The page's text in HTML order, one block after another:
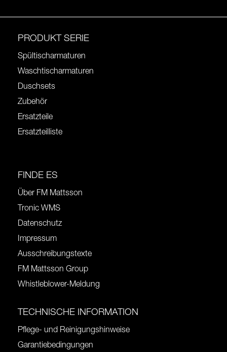
PRODUKT SERIE
Spültischarmaturen
Waschtischarmaturen
Duschsets
Zubehör
Ersatzteile
Ersatzteilliste
FINDE ES
Über FM Mattsson
Tronic WMS
Datenschutz
Impressum
Ausschreibungstexte
FM Mattsson Group
Whistleblower-Meldung
TECHNISCHE INFORMATION
Pflege- und Reinigungshinweise
Garantiebedingungen